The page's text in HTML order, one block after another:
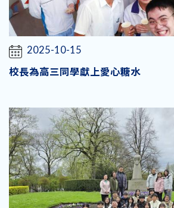
2025-10-15
校長為高三同學獻上愛心糖水